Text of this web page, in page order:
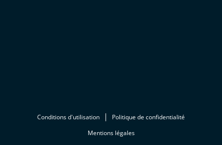
Conditions d'utilisation
Politique de confidentialité
Mentions légales